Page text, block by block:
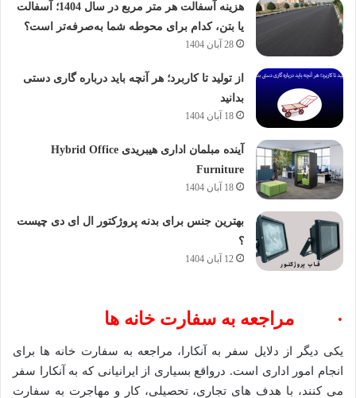
هزینه آسفالت هر متر مربع در سال 1404؛ آسفالت
یا بتن، کدام برای محوطه شما به‌صرفه‌تر است؟
28 آبان 1404
از تولید تا کاربرد؛ هر آنچه باید درباره گاری دستی
بدانید
18 آبان 1404
آینده مبلمان اداری هیبریدی Hybrid Office
Furniture
18 آبان 1404
بهترین جنس برای بدنه پروژکتور ال ای دی چیست
؟
12 آبان 1404
· مراجعه به سفارت خانه ها
یکی دیگر از دلایل سفر به آنکارا، مراجعه به سفارت خانه ها برای
انجام امور اداری است. درواقع بسیاری از ایرانیانی که به آنکارا سفر
می کنند، با هدف های تجاری، تحصیلی، کار و مهاجرت به سفارت